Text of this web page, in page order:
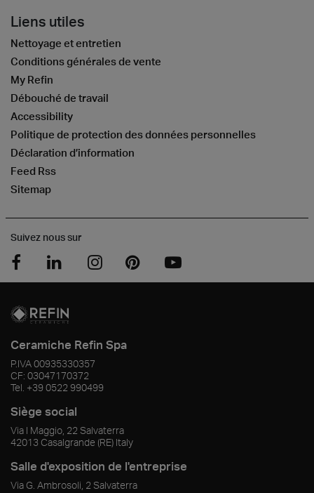
Liens utiles
Nettoyage et entretien
Conditions générales de vente
My Refin
Débouché de travail
Accessibility
Politique de protection des données personnelles
Déclaration d’information
Feed Rss
Sitemap
Suivez nous sur
Ceramiche Refin Spa
P.IVA00935330357
CF: 03047170372
Tel. +39 0522 990499
Siège social
Via I Maggio, 22 Salvaterra
42013 Casalgrande (RE) Italy
Salle d'exposition de l'entreprise
Via G. Ambrosoli, 2 Salvaterra